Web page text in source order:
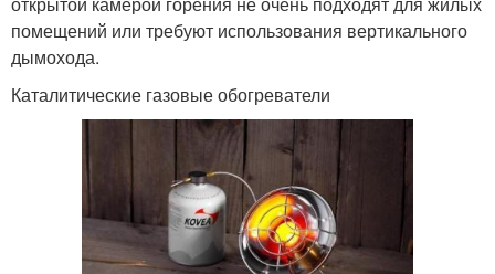
помещений или требуют использования вертикального
дымохода.
Каталитические газовые обогреватели